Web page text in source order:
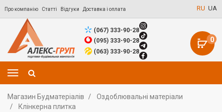
Про компанію Статті Відгуки Доставка і оплата RU UA
0
(067) 333-90-28
(095) 333-90-28
(063) 333-90-28
Магазин Будматеріалів
Оздоблювальні матеріали
Клінкерна плитка